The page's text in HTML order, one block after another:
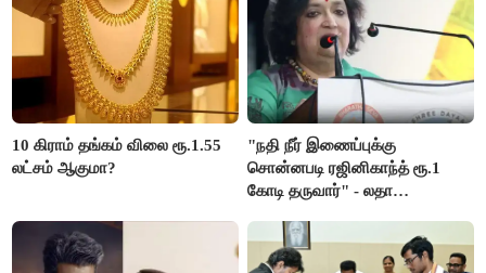
10 கிராம் தங்கம் விலை ரூ.1.55
லட்சம் ஆகுமா?
"நதி நீர் இணைப்புக்கு
சொன்னபடி ரஜினிகாந்த் ரூ.1
கோடி தருவார்" - லதா